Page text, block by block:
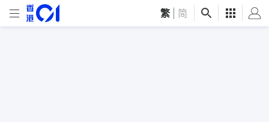
繁 简